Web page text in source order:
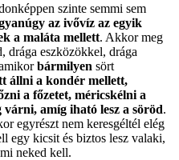
szinte semmi sem
az ivővíz az egyik
a maláta mellett. Akkor meg
drága eszközökkel, drága
bármilyen sört
állni a kondér mellett,
a főzetet, méricskélni a
amíg iható lesz a söröd.
egyrészt nem keresgéltél elég
egy kicsit és biztos lesz valaki,
neked kell.